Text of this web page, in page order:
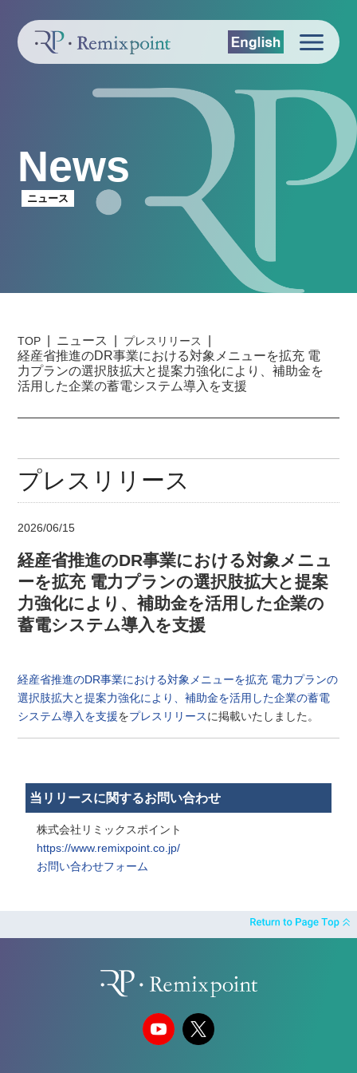
News
ニュース
TOP ニュース プレスリリース
経産省推進のDR事業における対象メニューを拡充 電
力プランの選択肢拡大と提案力強化により、補助金を
活用した企業の蓄電システム導入を支援
プレスリリース
2026/06/15
経産省推進のDR事業における対象メニュ
ーを拡充 電力プランの選択肢拡大と提案
力強化により、補助金を活用した企業の
蓄電システム導入を支援
経産省推進のDR事業における対象メニューを拡充 電力プランの
選択肢拡大と提案力強化により、補助金を活用した企業の蓄電
システム導入を支援をプレスリリースに掲載いたしました。
当リリースに関するお問い合わせ
株式会社リミックスポイント
https://www.remixpoint.co.jp/
お問い合わせフォーム